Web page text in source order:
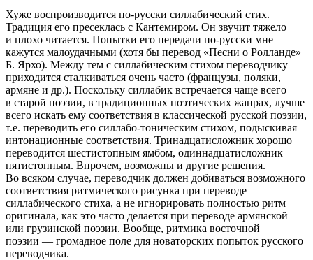
Хуже воспроизводится по-русски силлабический стих.
Традиция его пресеклась с Кантемиром. Он звучит тяжело
и плохо читается. Попытки его передачи по-русски мне
кажутся малоудачными (хотя бы перевод «Песни о Ролланде»
Б. Ярхо). Между тем с силлабическим стихом переводчику
приходится сталкиваться очень часто (французы, поляки,
армяне и др.). Поскольку силлабик встречается чаще всего
в старой поэзии, в традиционных поэтических жанрах, лучше
всего искать ему соответствия в классической русской поэзии,
т.е. переводить его силлабо-тоническим стихом, подыскивая
интонационные соответствия. Тринадцатисложник хорошо
переводится шестистопным ямбом, одиннадцатисложник —
пятистопным. Впрочем, возможны и другие решения.
Во всяком случае, переводчик должен добиваться возможного
соответствия ритмического рисунка при переводе
силлабического стиха, а не игнорировать полностью ритм
оригинала, как это часто делается при переводе армянской
или грузинской поэзии. Вообще, ритмика восточной
поэзии — громадное поле для новаторских попыток русского
переводчика.